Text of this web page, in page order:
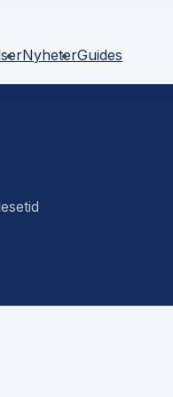
NyheterGuides